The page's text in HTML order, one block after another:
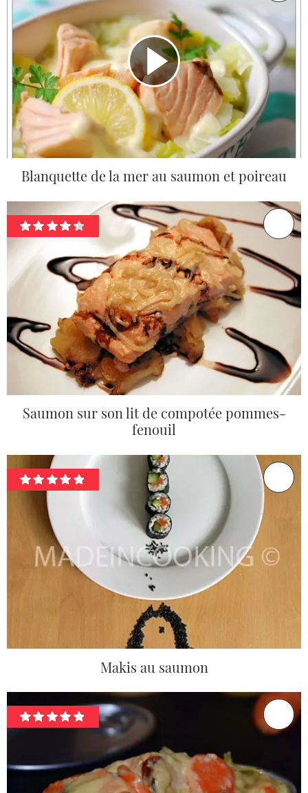
Blanquette de la mer au saumon et poireau
Saumon sur son lit de compotée pommes-
fenouil
Makis au saumon